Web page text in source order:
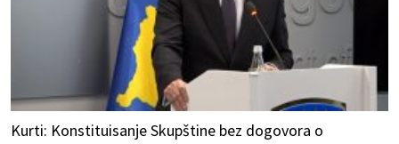
Kurti: Konstituisanje Skupštine bez dogovora o